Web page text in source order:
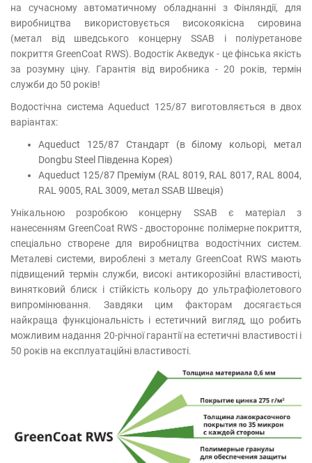
на сучасному автоматичному обладнанні з Фінляндії, для
виробництва використовується високоякісна сировина
(метал від шведського концерну SSAB і поліуретанове
покриття GreenCoat RWS). Водостік Акведук - це фінська якість
за розумну ціну. Гарантія від виробника - 20 років, термін
служби до 50 років!
Водостічна система Aqueduct 125/87 виготовляється в двох
варіантах:
Aqueduct 125/87 Стандарт (в білому кольорі, метал
Dongbu Steel Південна Корея)
Aqueduct 125/87 Преміум (RAL 8019, RAL 8017, RAL 8004,
RAL 9005, RAL 3009, метал SSAB Швеція)
Унікальною розробкою концерну SSAB є матеріал з
нанесенням GreenCoat RWS - двостороннє полімерне покриття,
спеціально створене для виробництва водостічних систем.
Металеві системи, вироблені з металу GreenCoat RWS мають
підвищений термін служби, високі антикорозійні властивості,
винятковий блиск і стійкість кольору до ультрафіолетового
випромінювання. Завдяки цим факторам досягається
найкраща функціональність і естетичний вигляд, що робить
можливим надання 20-річної гарантії на естетичні властивості і
50 років на експлуатаційні властивості.